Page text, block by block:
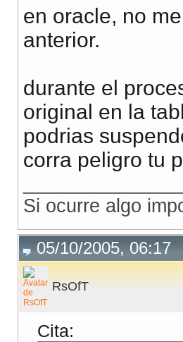
en oracle, no
anterior.
durante el
original en la
podrias
corra peligro tu
Si ocurre algo
05/10/2005, 06:17
RsOfT
Cita: